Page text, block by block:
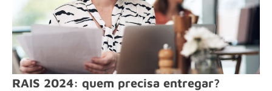
RAIS 2024: quem precisa entregar?